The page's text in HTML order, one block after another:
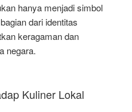
hanya menjadi simbol
dari identitas
keragaman dan
negara.
Kuliner Lokal